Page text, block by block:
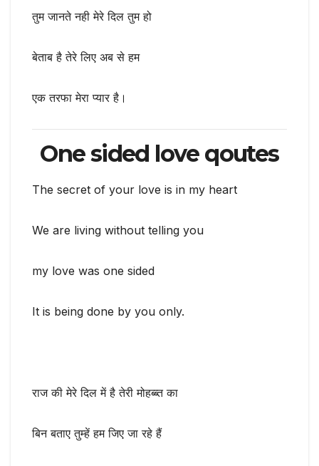
तुम जानते नही मेरे दिल तुम हो
बेताब है तेरे लिए अब से हम
एक तरफा मेरा प्यार है।
One sided love qoutes
The secret of your love is in my heart
We are living without telling you
my love was one sided
It is being done by you only.
राज की मेरे दिल में है तेरी मोहब्ब्त का
बिन बताए तुम्हें हम जिए जा रहे हैं